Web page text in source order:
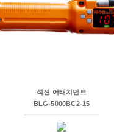
석션 어태치먼트
BLG-5000BC2-15